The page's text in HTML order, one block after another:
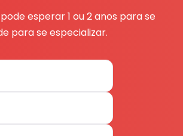
esperar 1 ou 2 anos para se
para se especializar.